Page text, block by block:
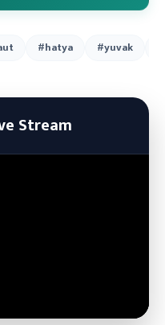
#hatya #yuvak
Stream